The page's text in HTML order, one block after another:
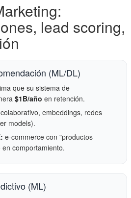
lead scoring,
(ML/DL)
que su sistema de
$1B/año en retención.
embeddings, redes
models).
e-commerce con "productos
comportamiento.
(ML)